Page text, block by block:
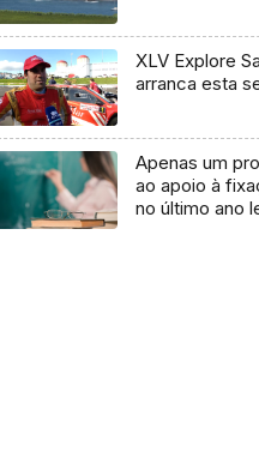
XLV Explore
arranca esta
Apenas um
ao apoio à
no último ano